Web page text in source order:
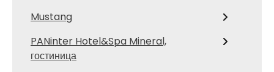
Mustang
PANinter Hotel&Spa Mineral,
гостиница